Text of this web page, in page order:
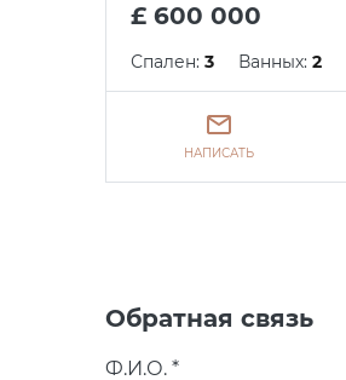
£ 600 000
Спален: 3 Ванных: 2
НАПИСАТЬ
Обратная связь
Ф.И.О. *